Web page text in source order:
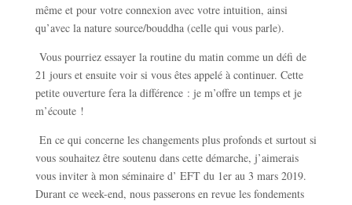
même et pour votre connexion avec votre intuition, ainsi
qu’avec la nature source/bouddha (celle qui vous parle).
Vous pourriez essayer la routine du matin comme un défi de
21 jours et ensuite voir si vous êtes appelé à continuer. Cette
petite ouverture fera la différence : je m’offre un temps et je
m’écoute !
En ce qui concerne les changements plus profonds et surtout si
vous souhaitez être soutenu dans cette démarche, j’aimerais
vous inviter à mon séminaire d’ EFT du 1er au 3 mars 2019.
Durant ce week-end, nous passerons en revue les fondements